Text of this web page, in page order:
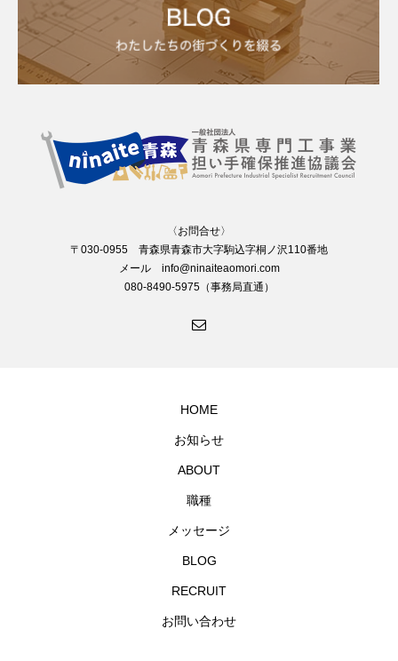
〈お問合せ〉
〒030-0955 青森県青森市大字駒込字桐ノ沢110番地
メール info@ninaiteaomori.com
080-8490-5975（事務局直通）
HOME
お知らせ
ABOUT
職種
メッセージ
BLOG
RECRUIT
お問い合わせ